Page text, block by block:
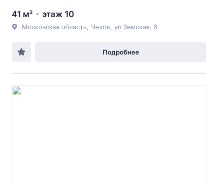
41 м² этаж 10
Московская область Чехов ул Земская , 6
Подробнее